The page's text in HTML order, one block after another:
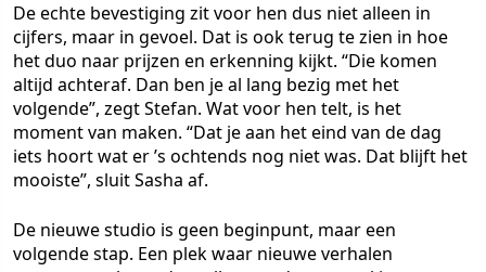
De echte bevestiging zit voor hen dus niet alleen in
cijfers, maar in gevoel. Dat is ook terug te zien in hoe
het duo naar prijzen en erkenning kijkt. “Die komen
altijd achteraf. Dan ben je al lang bezig met het
volgende”, zegt Stefan. Wat voor hen telt, is het
moment van maken. “Dat je aan het eind van de dag
iets hoort wat er ’s ochtends nog niet was. Dat blijft het
mooiste”, sluit Sasha af.
De nieuwe studio is geen beginpunt, maar een
volgende stap. Een plek waar nieuwe verhalen